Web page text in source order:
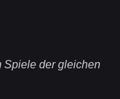
Spiele der gleichen